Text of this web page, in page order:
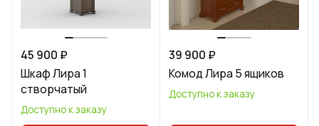
45 900 ₽
Шкаф Лира 1
створчатый
Доступно к заказу
39 900 ₽
Комод Лира 5 ящиков
Доступно к заказу